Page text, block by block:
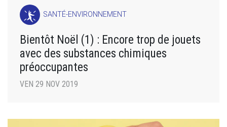
SANTÉ-ENVIRONNEMENT
Bientôt Noël (1) : Encore trop de jouets
avec des substances chimiques
préoccupantes
VEN 29 NOV 2019